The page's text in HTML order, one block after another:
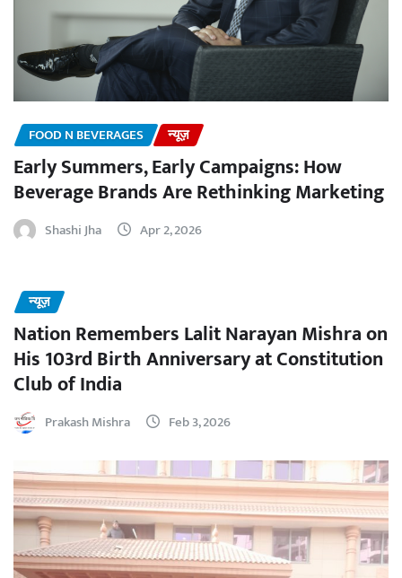
FOOD N BEVERAGES न्यूज़
Early Summers, Early Campaigns: How
Beverage Brands Are Rethinking Marketing
Shashi Jha Apr 2, 2026
न्यूज़
Nation Remembers Lalit Narayan Mishra on
His 103rd Birth Anniversary at Constitution
Club of India
Prakash Mishra Feb 3, 2026